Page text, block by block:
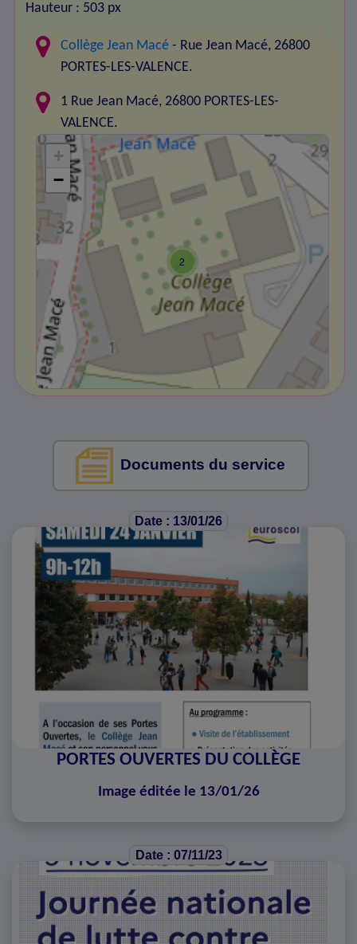
Hauteur : 503 px
Collège Jean Macé - Rue Jean Macé, 26800
PORTES-LES-VALENCE.
1 Rue Jean Macé, 26800 PORTES-LES-
VALENCE.
2
+
−
Documents du service
Date : 13/01/26
PORTES OUVERTES DU COLLÈGE
Image éditée le 13/01/26
Date : 07/11/23